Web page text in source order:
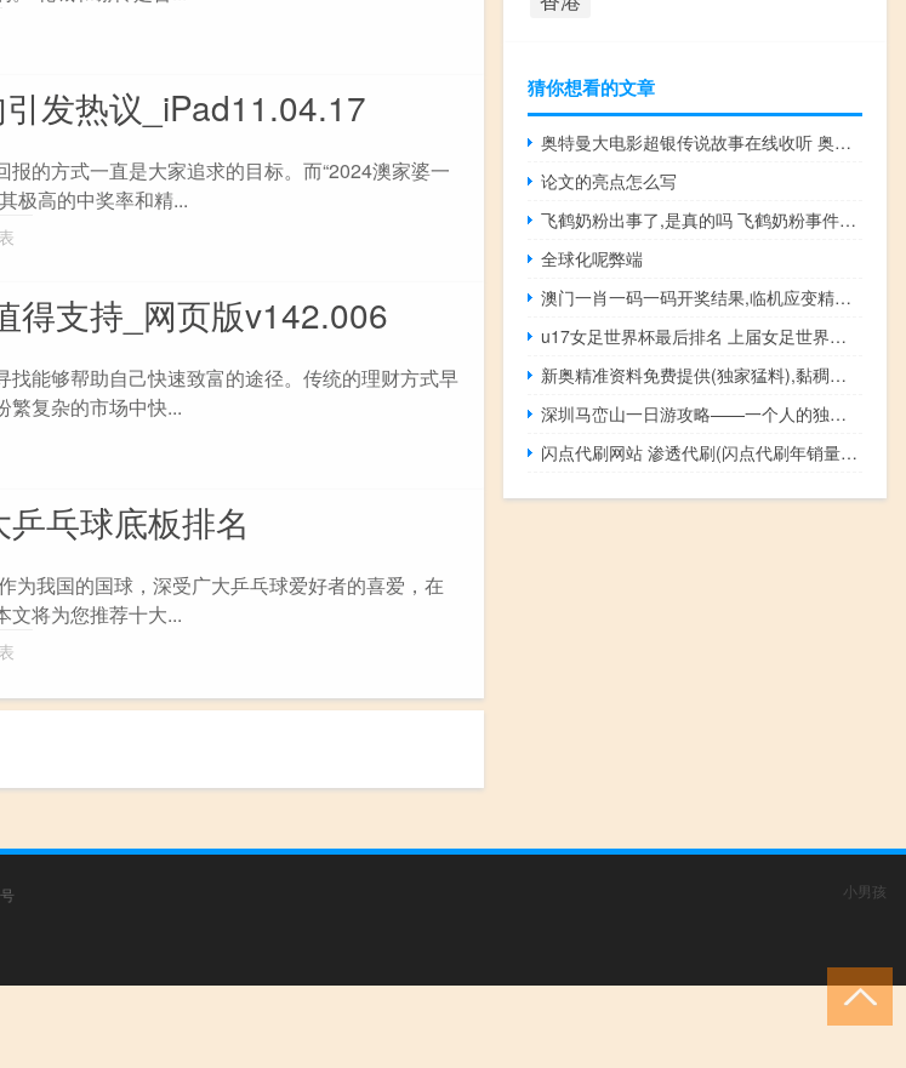
发热议_iPad11.04.17
的方式一直是大家追求的目标。而“2024澳家婆一
极高的中奖率和精...
得支持_网页版v142.006
能够帮助自己快速致富的途径。传统的理财方式早
繁复杂的市场中快...
乓球底板排名
为我国的国球，深受广大乒乓球爱好者的喜爱，在
文将为您推荐十大...
猜你想看的文章
奥特曼大电影超银传说故事在线收听 奥特曼剧场版超银河传说
论文的亮点怎么写
飞鹤奶粉出事了,是真的吗 飞鹤奶粉事件曝光
全球化呢弊端
澳门一肖一码一码开奖结果,临机应变精选解释落实_HD60.35.2
u17女足世界杯最后排名 上届女足世界杯排名
新奥精准资料免费提供(独家猛料),黏稠精选解释落实_网页版62.77.12
深圳马峦山一日游攻略——一个人的独行 深圳一日游必去的地方
闪点代刷网站 渗透代刷(闪点代刷年销量成千上万)
小男孩